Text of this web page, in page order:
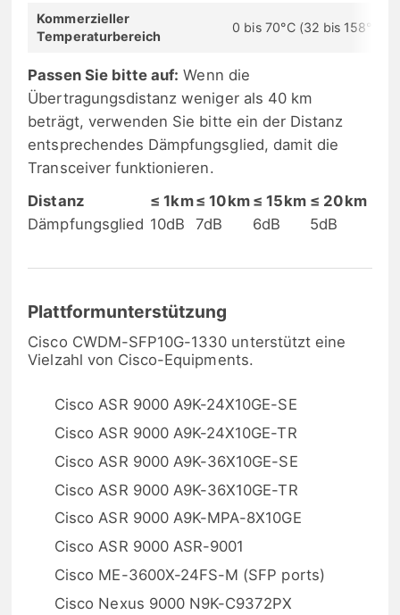
Kommerzieller
Temperaturbereich
0 bis 70°C (32 bis 158°F)
Passen Sie bitte auf: Wenn die
Übertragungsdistanz weniger als 40 km
beträgt, verwenden Sie bitte ein der Distanz
entsprechendes Dämpfungsglied, damit die
Transceiver funktionieren.
Distanz
≤ 1km≤ 10km ≤ 15km ≤ 20km
Dämpfungsglied 10dB 7dB 6dB 5dB
Plattformunterstützung
Cisco CWDM-SFP10G-1330 unterstützt eine
Vielzahl von Cisco-Equipments.
Cisco ASR 9000 A9K-24X10GE-SE
Cisco ASR 9000 A9K-24X10GE-TR
Cisco ASR 9000 A9K-36X10GE-SE
Cisco ASR 9000 A9K-36X10GE-TR
Cisco ASR 9000 A9K-MPA-8X10GE
Cisco ASR 9000 ASR-9001
Cisco ME-3600X-24FS-M (SFP ports)
Cisco Nexus 9000 N9K-C9372PX